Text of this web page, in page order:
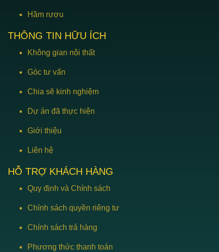
Hầm rượu
THÔNG TIN HỮU ÍCH
Không gian nội thất
Góc tư vấn
Chia sẽ kinh nghiệm
Dự án đã thực hiện
Giới thiệu
Liên hệ
HỖ TRỢ KHÁCH HÀNG
Quy định và Chính sách
Chính sách quyền riêng tư
Chính sách trả hàng
Phương thức thanh toán